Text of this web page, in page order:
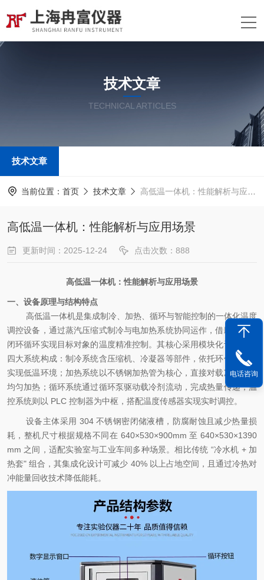
技术文章
TECHNICAL ARTICLES
技术文章
当前位置： 首页 技术文章 高低温一体机：性能解析与应用场景
高低温一体机：性能解析与应用场景
更新时间：2025-12-24 点击次数：888
高低温一体机：性能解析与应用场景
一、设备原理与结构特点
高低温一体机是集成制冷、加热、循环与智能控制的一体化温度
调控设备，通过蒸汽压缩式制冷与电加热系统协同运作，借助载冷剂
闭环循环实现目标对象的温度精准控制。其核心采用模块化设计，由
四大系统构成：制冷系统含压缩机、冷凝器等部件，依托环保制冷剂
实现低温环境；加热系统以不锈钢加热管为核心，直接对载冷剂进行
均匀加热；循环系统通过循环泵驱动载冷剂流动，完成热量传递；温
控系统则以 PLC 控制器为中枢，搭配温度传感器实现实时调控。
设备主体采用 304 不锈钢密闭储液槽，防腐耐蚀且减少热量损
耗，整机尺寸根据规格不同在 640×530×900mm 至 640×530×1390
mm 之间，适配实验室与工业车间多种场景。相比传统 “冷水机 + 加
热套" 组合，其集成化设计可减少 40% 以上占地空间，且通过冷热对
冲能量回收技术降低能耗。
电话咨询